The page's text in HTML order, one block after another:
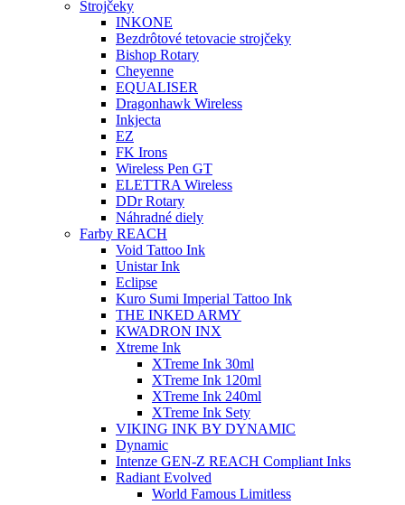
Strojčeky
INKONE
Bezdrôtové tetovacie strojčeky
Bishop Rotary
Cheyenne
EQUALISER
Dragonhawk Wireless
Inkjecta
EZ
FK Irons
Wireless Pen GT
ELETTRA Wireless
DDr Rotary
Náhradné diely
Farby REACH
Void Tattoo Ink
Unistar Ink
Eclipse
Kuro Sumi Imperial Tattoo Ink
THE INKED ARMY
KWADRON INX
Xtreme Ink
XTreme Ink 30ml
XTreme Ink 120ml
XTreme Ink 240ml
XTreme Ink Sety
VIKING INK BY DYNAMIC
Dynamic
Intenze GEN-Z REACH Compliant Inks
Radiant Evolved
World Famous Limitless